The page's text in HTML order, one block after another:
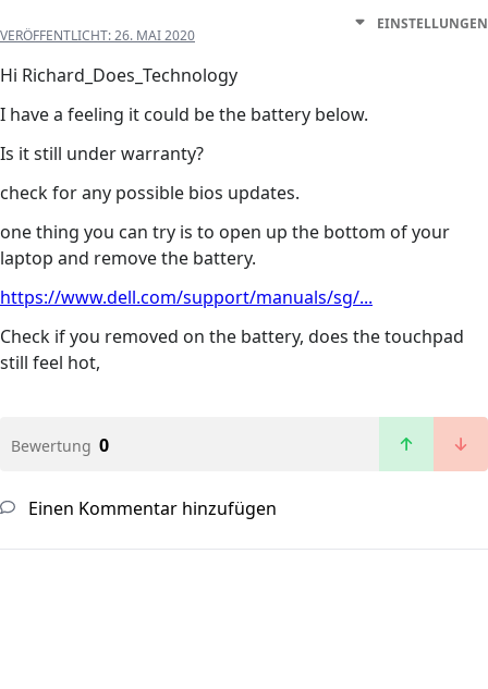
VERÖFFENTLICHT:26. MAI 2020
EINSTELLUNGEN
Hi Richard_Does_Technology
I have a feeling it could be the battery below.
Is it still under warranty?
check for any possible bios updates.
one thing you can try is to open up the bottom of your
laptop and remove the battery.
https://www.dell.com/support/manuals/sg/...
Check if you removed on the battery, does the touchpad
still feel hot,
Bewertung 0
Einen Kommentar hinzufügen